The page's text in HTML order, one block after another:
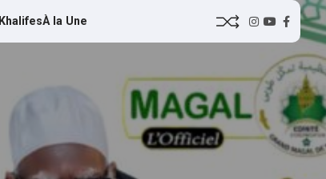
KhalifesÀ la Une